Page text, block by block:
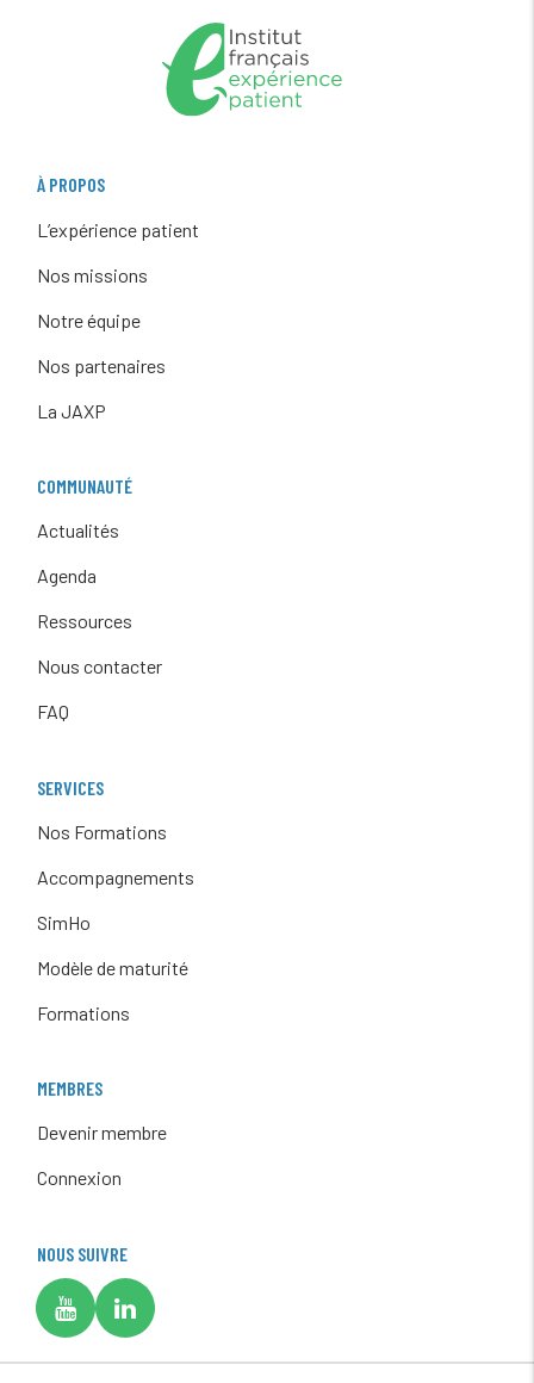
À PROPOS
L’expérience patient
Nos missions
Notre équipe
Nos partenaires
La JAXP
COMMUNAUTÉ
Actualités
Agenda
Ressources
Nous contacter
FAQ
SERVICES
Nos Formations
Accompagnements
SimHo
Modèle de maturité
Formations
MEMBRES
Devenir membre
Connexion
NOUS SUIVRE